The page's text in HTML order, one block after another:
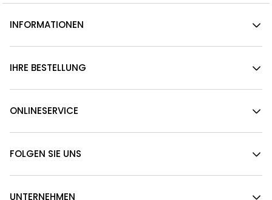
INFORMATIONEN
IHRE BESTELLUNG
ONLINESERVICE
FOLGEN SIE UNS
UNTERNEHMEN